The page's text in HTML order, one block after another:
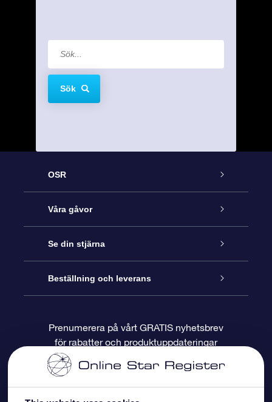
Sök
OSR
Kundtjänst
Kontakta oss
Blogg
Recensioner
Våra gåvor
Online-Stjärngåva
OSR Gåvopaket
OSR Presentkort
Företagspresenter
Se din stjärna
Stjärnregiste
Personlig Stjärnsida
One Million Stars
Beställning och leverans
Betalningsinformation
Leveransinformation
Prenumerera på vårt GRATIS nyhetsbrev
för rabatter och produktuppdateringar